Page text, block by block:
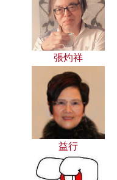
張灼祥
益行